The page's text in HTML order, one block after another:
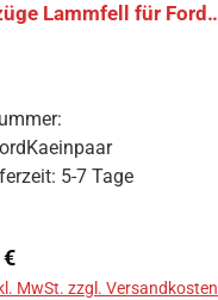
Lammfell für Ford
5-7 Tage
Preis:
MwSt. zzgl. Versandkosten